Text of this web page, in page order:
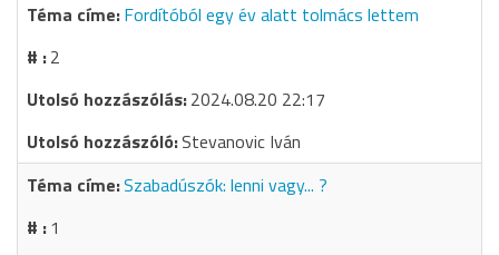
Fordítóból egy év alatt tolmács lettem
2
2024.08.20 22:17
Stevanovic Iván
Szabadúszók: lenni vagy... ?
1